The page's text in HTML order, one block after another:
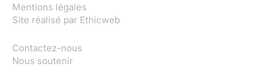
Mentions légales
Site réalisé par Ethicweb
Contactez-nous
Nous soutenir